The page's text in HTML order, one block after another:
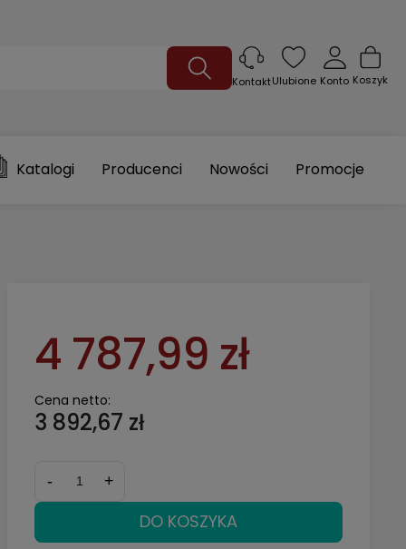
Koszyk
Konto
Ulubione
Kontakt
Katalogi Producenci Nowości Promocje
4 787,99 zł
Cena netto:
3 892,67 zł
- +
DO KOSZYKA